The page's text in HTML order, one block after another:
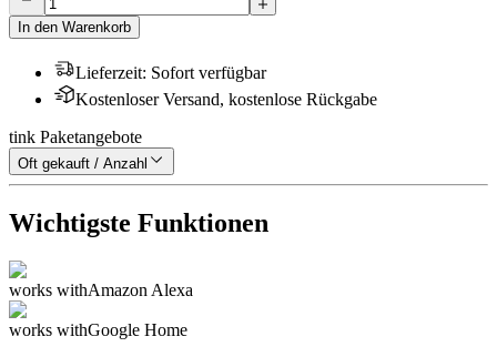
In den Warenkorb
Lieferzeit: Sofort verfügbar
Kostenloser Versand, kostenlose Rückgabe
tink Paketangebote
Oft gekauft / Anzahl
Wichtigste Funktionen
works withAmazon Alexa
works withGoogle Home